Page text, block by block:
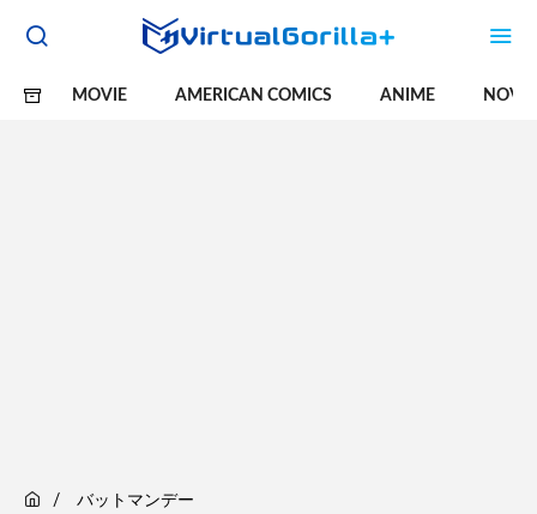
MOVIE AMERICAN COMICS ANIME
バットマンデー